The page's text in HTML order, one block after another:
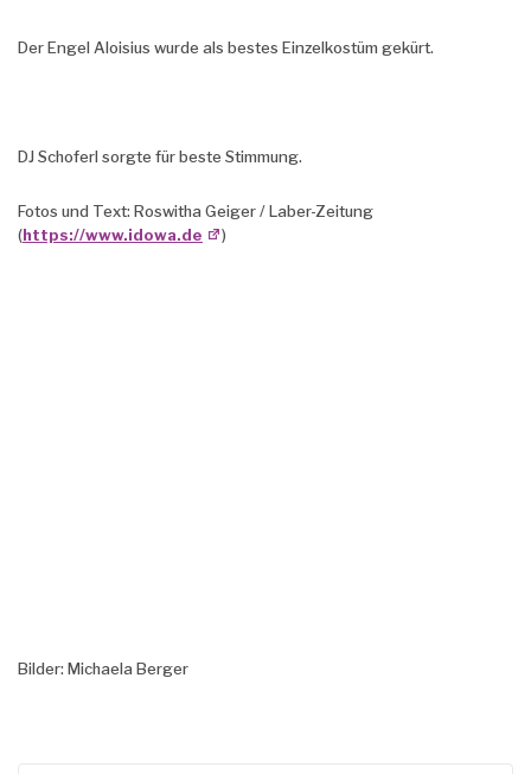
Der Engel Aloisius wurde als bestes Einzelkostüm gekürt.
DJ Schoferl sorgte für beste Stimmung.
Fotos und Text: Roswitha Geiger / Laber-Zeitung
(https://www.idowa.de )
Bilder: Michaela Berger